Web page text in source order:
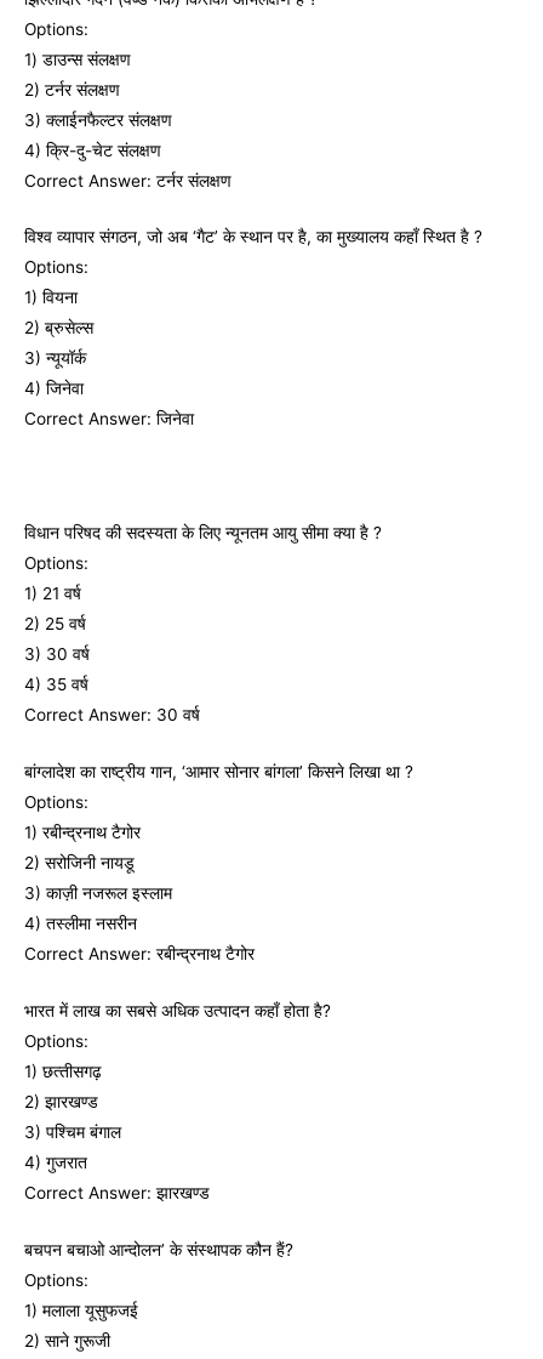
Options:
1) डाउन्‍स संलक्षण
2) टर्नर संलक्षण
3) क्‍लाईनफैल्‍टर संलक्षण
4) क्रि-दु-चेट संलक्षण
Correct Answer: टर्नर संलक्षण
विश्‍व व्‍यापार संगठन, जो अब ‘गैट’ के स्‍थान पर है, का मुख्‍यालय कहॉं स्थित है ?
Options:
1) वियना
2) ब्रुसेल्स
3) न्‍यूयॉर्क
4) जिनेवा
Correct Answer: जिनेवा
विधान परिषद की सदस्‍यता के लिए न्‍यूनतम आयु सीमा क्‍या है ?
Options:
1) 21 वर्ष
2) 25 वर्ष
3) 30 वर्ष
4) 35 वर्ष
Correct Answer: 30 वर्ष
बांग्‍लादेश का राष्‍ट्रीय गान, ‘आमार सोनार बांगला’ किसने लिखा था ?
Options:
1) रबीन्‍द्रनाथ टैगोर
2) सरोजिनी नायडू
3) काज़ी नजरूल इस्‍लाम
4) तस्‍लीमा नसरीन
Correct Answer: रबीन्‍द्रनाथ टैगोर
भारत में लाख का सबसे अधिक उत्‍पादन कहाँ होता है?
Options:
1) छत्‍तीसगढ़
2) झारखण्‍ड
3) पश्चिम बंगाल
4) गुजरात
Correct Answer: झारखण्‍ड
बचपन बचाओ आन्‍दोलन’ के संस्‍थापक कौन हैं?
Options:
1) मलाला यूसुफजई
2) साने गुरूजी